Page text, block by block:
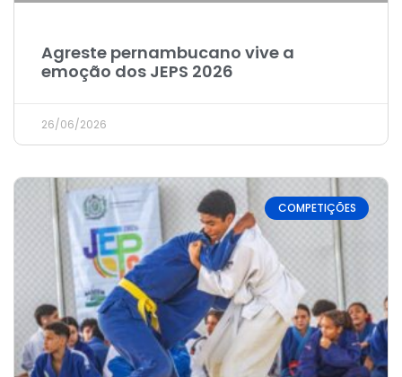
Agreste pernambucano vive a
emoção dos JEPS 2026
26/06/2026
COMPETIÇÕES